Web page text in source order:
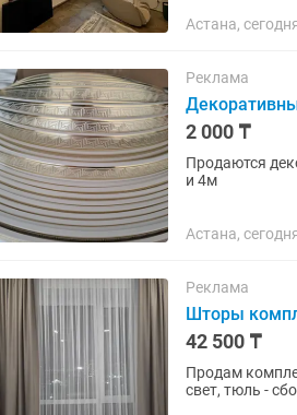
Астана,
Реклама
2 000 ₸
Продаются
и 4м
Астана,
Реклама
Шторы
42 500 ₸
Продам
свет, тюль -